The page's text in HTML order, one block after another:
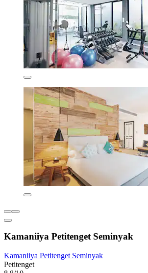
Kamaniiya Petitenget Seminyak
Kamaniiya Petitenget Seminyak
Petitenget